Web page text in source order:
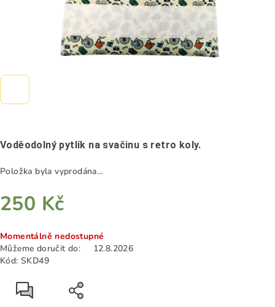
Voděodolný pytlík na svačinu s retro koly.
Položka byla vyprodána…
250 Kč
cena:
Momentálně nedostupné
Můžeme doručit do:
12.8.2026
Kód: SKD49